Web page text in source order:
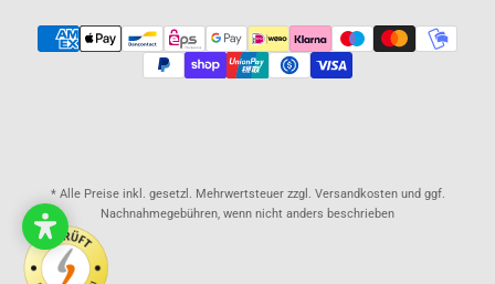
* Alle Preise inkl. gesetzl. Mehrwertsteuer zzgl. Versandkosten und ggf.
Nachnahmegebühren, wenn nicht anders beschrieben